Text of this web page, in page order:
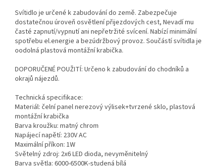
Svítidlo je určené k zabudování do země. Zabezpečuje
dostatečnou úroveň osvětlení přijezdových cest, Nevadí mu
časté zapnutí/vypnutí ani nepřetržité svícení. Nabízí minimální
spotřebu el.energie a bezúdržbový provoz. Součástí svítidla je
oodolná plastová montážní krabička.
DOPORUČENÉ POUŽITÍ: Určeno k zabudování do chodníků a
okrajů nájezdů.
Technická specifikace:
Materiál: čelní panel nerezový výlisek+tvrzené sklo, plastová
montážní krabička
Barva kroužku: matný chrom
Napájecí napětí: 230V AC
Maximální příkon: 1W
Světelný zdroj: 2x6 LED dioda, nevyměnitelný
Barva světla: 6000-6500K-studená bílá